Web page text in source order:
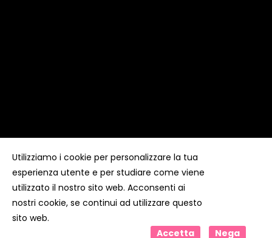
Copyright ©Kyuubi Cloud SolutionbySTUDIO
diritti riservati
Utilizziamo i cookie per personalizzare la tua
esperienza utente e per studiare come viene
utilizzato il nostro sito web. Acconsenti ai
nostri cookie, se continui ad utilizzare questo
sito web.
Accetta
Nega